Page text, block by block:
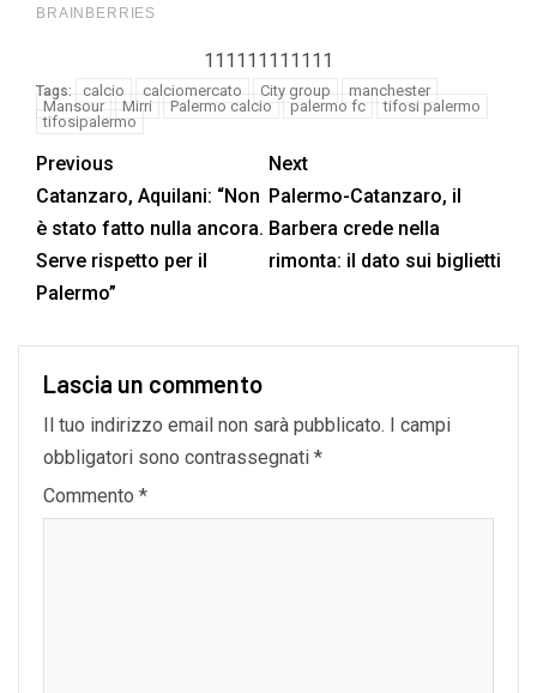
111111111111
Tags: calcio calciomercato City group
manchester
Mansour
Mirri Palermo calcio palermo fc
tifosi palermo
tifosipalermo
Previous
Catanzaro, Aquilani: “Non
è stato fatto nulla ancora.
Serve rispetto per il
Palermo”
Next
Palermo-Catanzaro, il
Barbera crede nella
rimonta: il dato sui biglietti
Lascia un commento
Il tuo indirizzo email non sarà pubblicato. I campi
obbligatori sono contrassegnati *
Commento *